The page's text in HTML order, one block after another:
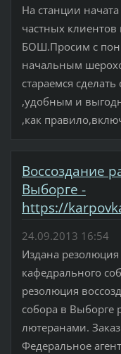
На станции
частных
БОШ.Просим с
начальным
стараемся
,удобным и
,как
Воссоздание
Выборге -
https://
24.09.2013 16:54
Издана
кафедрального
резолюция
собора в Выборге
лютеранами.
Федеральное